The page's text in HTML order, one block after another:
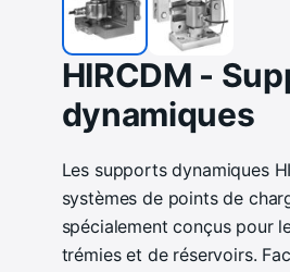
HIRCDM -
dynamiques
Les supports dynamiques
systèmes de points de
spécialement conçus pour
trémies et de réservoirs.